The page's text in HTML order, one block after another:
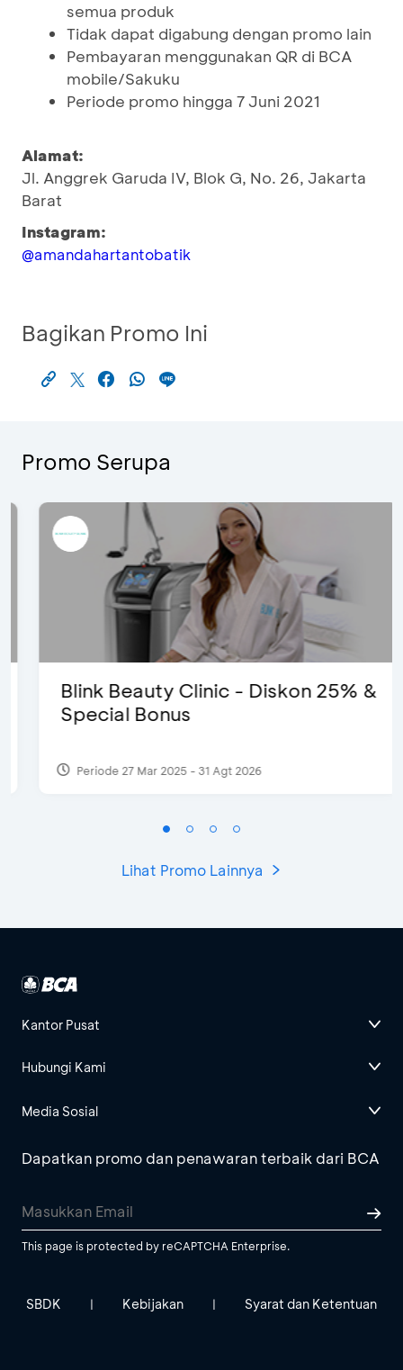
semua produk
Tidak dapat digabung dengan promo lain
Pembayaran menggunakan QR di BCA
mobile/Sakuku
Periode promo hingga 7 Juni 2021
Alamat:
Jl. Anggrek Garuda IV, Blok G, No. 26, Jakarta
Barat
Instagram:
@amandahartantobatik
Bagikan Promo Ini
Promo Serupa
Blink Beauty Clinic - Diskon 25% &
Special Bonus
Periode 27 Mar 2025 - 31 Agt 2026
Lihat Promo Lainnya
Kantor Pusat
Hubungi Kami
Media Sosial
Dapatkan promo dan penawaran terbaik dari BCA
This page is protected by reCAPTCHA Enterprise.
SBDK | Kebijakan | Syarat dan Ketentuan